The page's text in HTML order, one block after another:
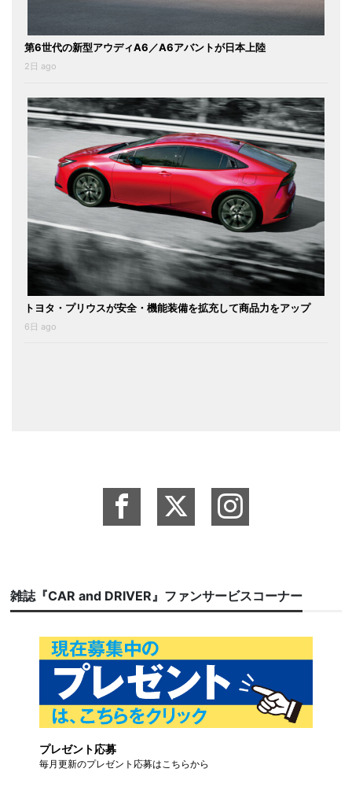
第6世代の新型アウディA6／A6アバントが日本上陸
2日 ago
トヨタ・プリウスが安全・機能装備を拡充して商品力をアップ
6日 ago
雑誌『CAR and DRIVER』ファンサービスコーナー
プレゼント応募
毎月更新のプレゼント応募はこちらから